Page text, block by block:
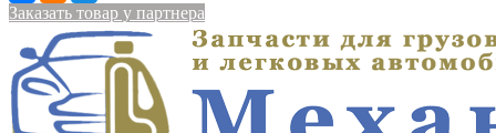
Заказать товар у партнера